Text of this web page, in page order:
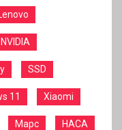
NVIDIA
SSD
11 Xiaomi
Марс НАСА